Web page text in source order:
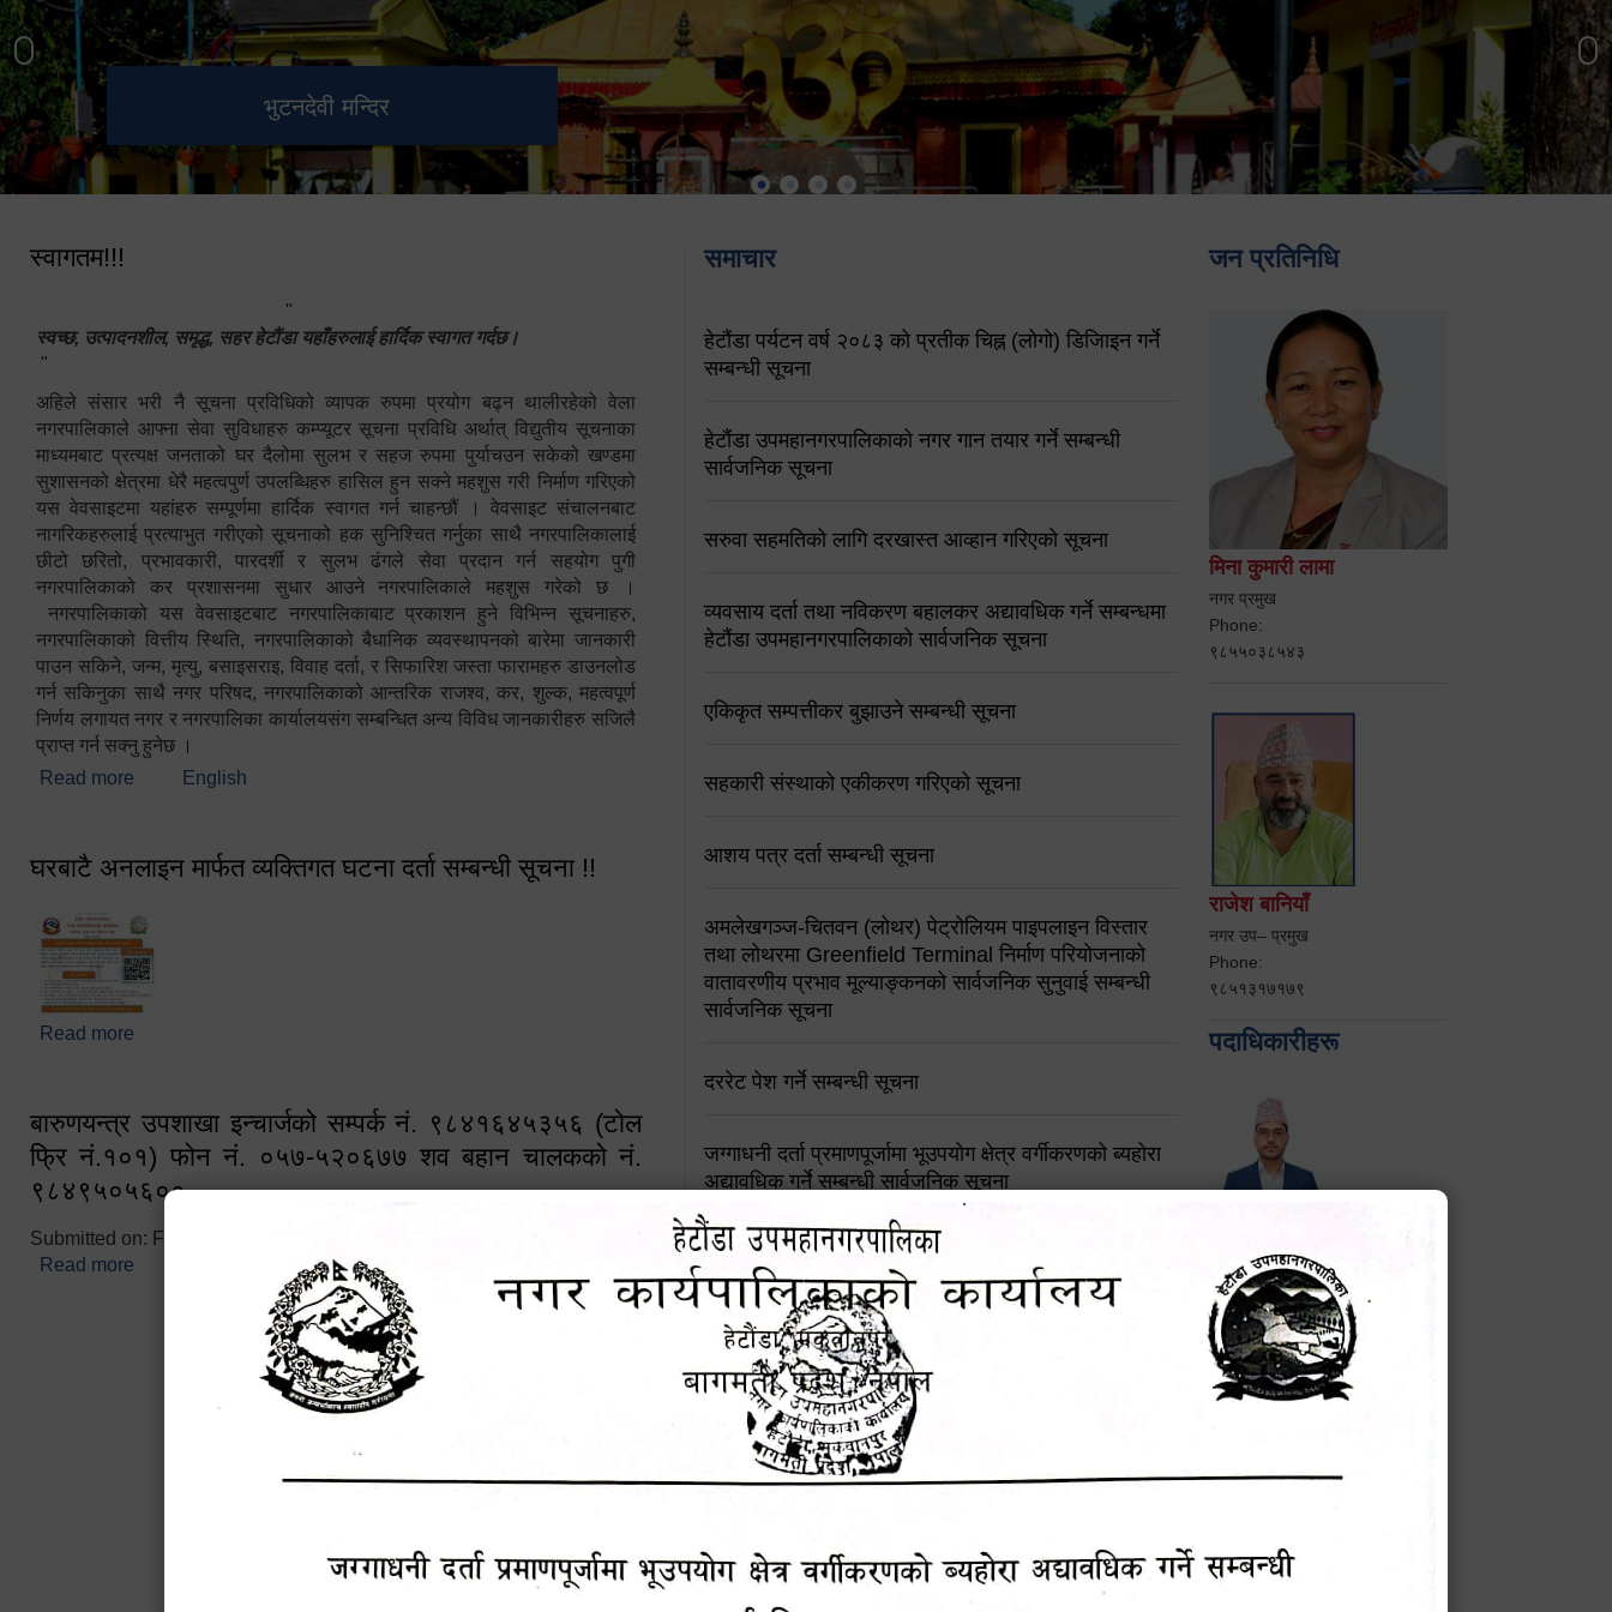
भुटनदेवी मन्दिर
स्मारक
हेटौंडा उपमहानगरपालिका नगर
कार्यपालिकाको कार्यालय
मनकामना डाँडाबाट देखिएको दृश्य
स्वागतम!!!
"
स्वच्छ, उत्पादनशील, समृद्ध, सहर हेटौंडा यहाँहरुलाई हार्दिक स्वागत गर्दछ।
"
अहिले संसार भरी नै सूचना प्रविधिको व्यापक रुपमा प्रयोग बढ्न थालीरहेको वेला
नगरपालिकाले आफ्ना सेवा सुविधाहरु कम्प्यूटर सूचना प्रविधि अर्थात् विद्युतीय सूचनाका
माध्यमबाट प्रत्यक्ष जनताको घर दैलोमा सुलभ र सहज रुपमा पुर्याचउन सकेको खण्डमा
सुशासनको क्षेत्रमा धेरै महत्वपुर्ण उपलब्धिहरु हासिल हुन सक्ने महशुस गरी निर्माण गरिएको
यस वेवसाइटमा यहांहरु सम्पूर्णमा हार्दिक स्वागत गर्न चाहन्छौं । वेवसाइट संचालनबाट
नागरिकहरुलाई प्रत्याभुत गरीएको सूचनाको हक सुनिश्चित गर्नुका साथै नगरपालिकालाई
छीटो छरितो, प्रभावकारी, पारदर्शी र सुलभ ढंगले सेवा प्रदान गर्न सहयोग पुगी
नगरपालिकाको कर प्रशासनमा सुधार आउने नगरपालिकाले महशुस गरेको छ ।
नगरपालिकाको यस वेवसाइटबाट नगरपालिकाबाट प्रकाशन हुने विभिन्न सूचनाहरु,
नगरपालिकाको वित्तीय स्थिति, नगरपालिकाको बैधानिक व्यवस्थापनको बारेमा जानकारी
पाउन सकिने, जन्म, मृत्यु, बसाइसराइ, विवाह दर्ता, र सिफारिश जस्ता फारामहरु डाउनलोड
गर्न सकिनुका साथै नगर परिषद, नगरपालिकाको आन्तरिक राजश्व, कर, शुल्क, महत्वपूर्ण
निर्णय लगायत नगर र नगरपालिका कार्यालयसंग सम्बन्धित अन्य विविध जानकारीहरु सजिलै
प्राप्त गर्न सक्नु हुनेछ ।
Read more about स्वागतम!!!
English
घरबाटै अनलाइन मार्फत व्यक्तिगत घटना दर्ता सम्बन्धी सूचना !!
Read more
बारुणयन्त्र उपशाखा इन्चार्जको सम्पर्क नं. ९८४१६४५३५६ (टोल
फ्रि नं.१०१) फोन नं. ०५७-५२०६७७ शव बहान चालकको नं.
९८४९५०५६००
Submitted on: Fri, 02/25/2022 - 10:50
Read more about बारुणयन्त्र उपशाखा इन्चार्जको सम्पर्क नं. ९८४१६४५३५६ (टोल फ्रि
नं.१०१) फोन नं. ०५७-५२०६७७ शव बहान चालकको नं. ९८४९५०५६००
समाचार
हेटौंडा पर्यटन वर्ष २०८३ को प्रतीक चिह्न (लोगो) डिजिाइन गर्ने
सम्बन्धी सूचना
हेटौंडा उपमहानगरपालिकाको नगर गान तयार गर्ने सम्बन्धी
सार्वजनिक सूचना
सरुवा सहमतिको लागि दरखास्त आव्हान गरिएको सूचना
व्यवसाय दर्ता तथा नविकरण बहालकर अद्यावधिक गर्ने सम्बन्धमा
हेटौंडा उपमहानगरपालिकाको सार्वजनिक सूचना
एकिकृत सम्पत्तीकर बुझाउने सम्बन्धी सूचना
सहकारी संस्थाको एकीकरण गरिएको सूचना
आशय पत्र दर्ता सम्बन्धी सूचना
अमलेखगञ्ज-चितवन (लोथर) पेट्रोलियम पाइपलाइन विस्तार
तथा लोथरमा Greenfield Terminal निर्माण परियोजनाको
वातावरणीय प्रभाव मूल्याङ्कनको सार्वजनिक सुनुवाई सम्बन्धी
सार्वजनिक सूचना
दररेट पेश गर्ने सम्बन्धी सूचना
जग्गाधनी दर्ता प्रमाणपूर्जामा भूउपयोग क्षेत्र वर्गीकरणको ब्यहोरा
अद्यावधिक गर्ने सम्बन्धी सार्वजनिक सूचना
आशय पत्र दर्ता सम्बन्धी सूचना
शिक्षक सरुवा सहमतिका लागि दरखास्त आव्हान सम्बन्धी सूचना !
हेटौंडा उपमहानगरपालिकाको सूची दर्ता सम्बन्धी सूचना
चुरियामाई सुरुङको संरक्षण तथा व्यवस्थापनको जिम्मेवारी
पोषाक र परिचयपत्र अनिवार्य लगाउने सम्बन्धमा ।
जन प्रतिनिधि
मिना कुमारी लामा
नगर प्रमुख
Phone:
९८५५०३८५४३
राजेश बानियाँ
नगर उप– प्रमुख
Phone:
९८५१३१७१७९
पदाधिकारीहरू
प्रमुख प्रशासकीय अधिकृत
Phone: 9855010111
सविन न्यौपाने